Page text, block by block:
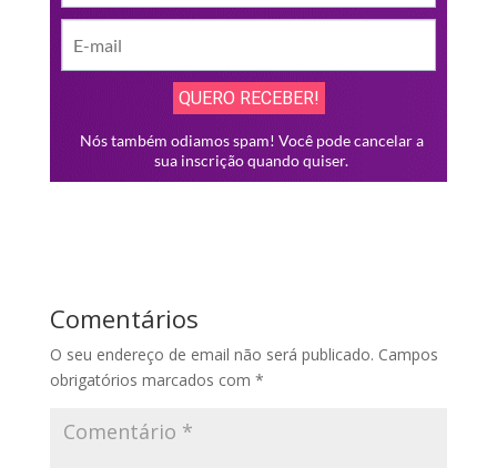
Comentários
O seu endereço de email não será publicado. Campos
obrigatórios marcados com *